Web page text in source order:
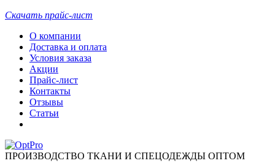
Скачать прайс-лист
О компании
Доставка и оплата
Условия заказа
Акции
Прайс-лист
Контакты
Отзывы
Статьи
ПРОИЗВОДСТВО ТКАНИ И СПЕЦОДЕЖДЫ ОПТОМ